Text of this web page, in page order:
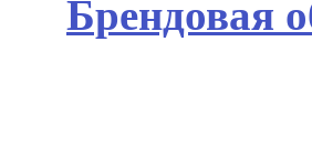
Брендовая